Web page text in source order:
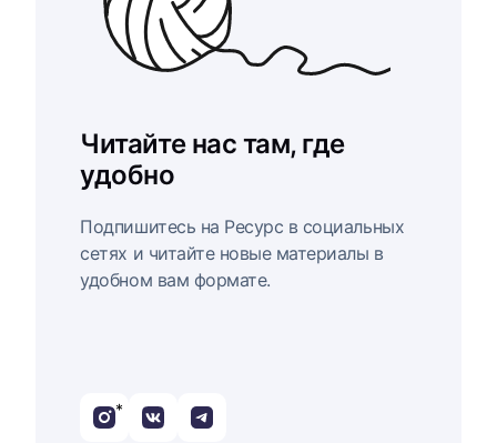
Читайте нас там, где
удобно
Подпишитесь на Ресурс в социальных
сетях и читайте новые материалы в
удобном вам формате.
*